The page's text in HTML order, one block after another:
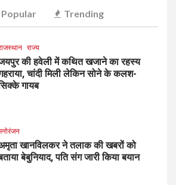
Popular Trending
राज्य
की हवेली में कथित खजाने का रहस्य
चांदी मिली लेकिन सोने के कलश-
गायब
खानविलकर ने तलाक की खबरों को
बेबुनियाद, पति संग जारी किया बयान